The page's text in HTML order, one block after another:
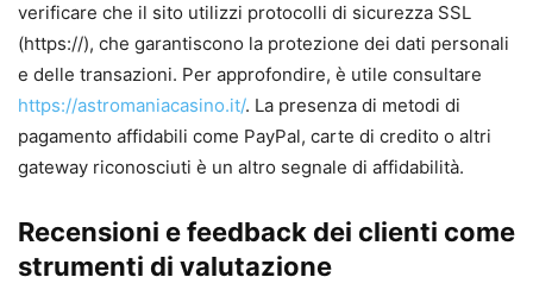
verificare che il sito utilizzi protocolli di sicurezza SSL
(https://), che garantiscono la protezione dei dati personali
e delle transazioni. Per approfondire, è utile consultare
https://astromaniacasino.it/. La presenza di metodi di
pagamento affidabili come PayPal, carte di credito o altri
gateway riconosciuti è un altro segnale di affidabilità.
Recensioni e feedback dei clienti come
strumenti di valutazione